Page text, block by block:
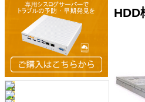
HDD